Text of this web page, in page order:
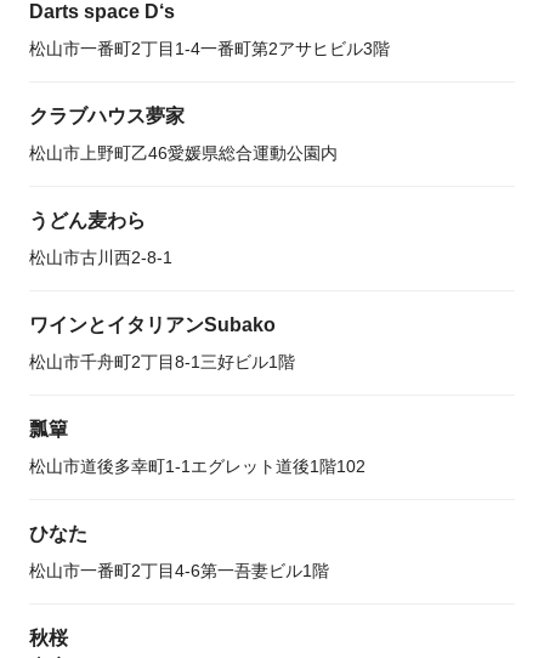
Darts space D‘s
松山市一番町2丁目1-4一番町第2アサヒビル3階
クラブハウス夢家
松山市上野町乙46愛媛県総合運動公園内
うどん麦わら
松山市古川西2-8-1
ワインとイタリアンSubako
松山市千舟町2丁目8-1三好ビル1階
瓢簞
松山市道後多幸町1-1エグレット道後1階102
ひなた
松山市一番町2丁目4-6第一吾妻ビル1階
秋桜